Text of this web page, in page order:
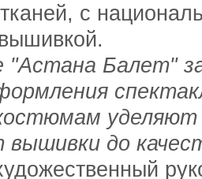
с
"Астана Балет"
уделяют
до